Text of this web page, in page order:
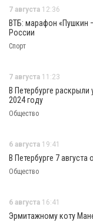
7 августа 12:36
ВТБ: марафон «Пушкин
России
Спорт
7 августа 11:23
В Петербурге
2024 году
Общество
6 августа 19:41
В Петербурге 7
Общество
6 августа 16:41
Эрмитажному коту